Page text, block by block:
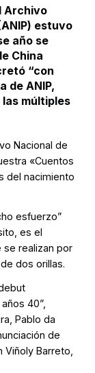
Archivo
estuvo
año se
China
“con
de ANIP,
múltiples
Nacional de
«Cuentos
del nacimiento
esfuerzo”
es el
se realizan por
dos orillas.
40”,
Pablo da
de
Viñoly Barreto,